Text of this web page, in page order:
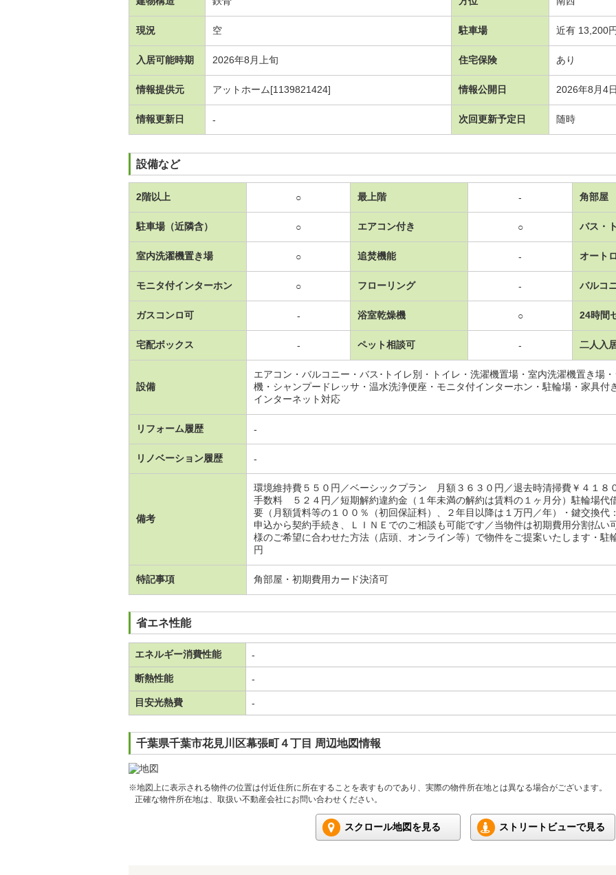
現況 空 駐車場 近有 13,200円
入居可能時期 2026年8月上旬 住宅保険 あり
情報提供元 アットホーム[1139821424] 情報公開日 2026年8月4日
情報更新日 - 次回更新予定日 随時
設備など
2階以上 ○ 最上階 - 角部屋
駐車場（近隣含） ○ エアコン付き ○ バス・
室内洗濯機置き場 ○ 追焚機能 - オート
モニタ付インターホン ○ フローリング - バルコ
ガスコンロ可 - 浴室乾燥機 ○ 24時間
宅配ボックス - ペット相談可 - 二人入
設備
エアコン・バルコニー・バス･トイレ別・トイレ・洗濯機置場・室内洗濯機置き場
機・シャンプードレッサ・温水洗浄便座・モニタ付インターホン・駐輪場・家具付
インターネット対応
リフォーム履歴 -
リノベーション履歴 -
備考
環境維持費５５０円／ベーシックプラン 月額３６３０円／退去時清掃費￥４１
手数料 ５２４円／短期解約違約金（１年未満の解約は賃料の１ヶ月分）駐輪場代
要（月額賃料等の１００％（初回保証料）、２年目以降は１万円／年）・鍵交換代
申込から契約手続き、ＬＩＮＥでのご相談も可能です／当物件は初期費用分割払い
様のご希望に合わせた方法（店頭、オンライン等）で物件をご提案いたします・
円
特記事項 角部屋・初期費用カード決済可
省エネ性能
エネルギー消費性能 -
断熱性能 -
目安光熱費 -
千葉県千葉市花見川区幕張町４丁目 周辺地図情報
※地図上に表示される物件の位置は付近住所に所在することを表すものであり、実際の物件所在地とは異なる場合がございます。
正確な物件所在地は、取扱い不動産会社にお問い合わせください。
スクロール地図を見る ストリートビューで見る